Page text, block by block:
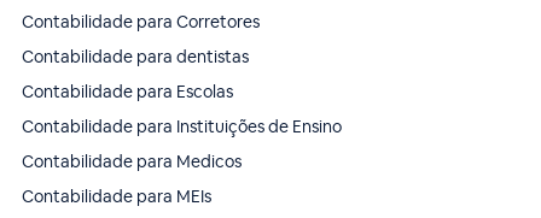
Contabilidade para Corretores
Contabilidade para dentistas
Contabilidade para Escolas
Contabilidade para Instituições de Ensino
Contabilidade para Medicos
Contabilidade para MEIs